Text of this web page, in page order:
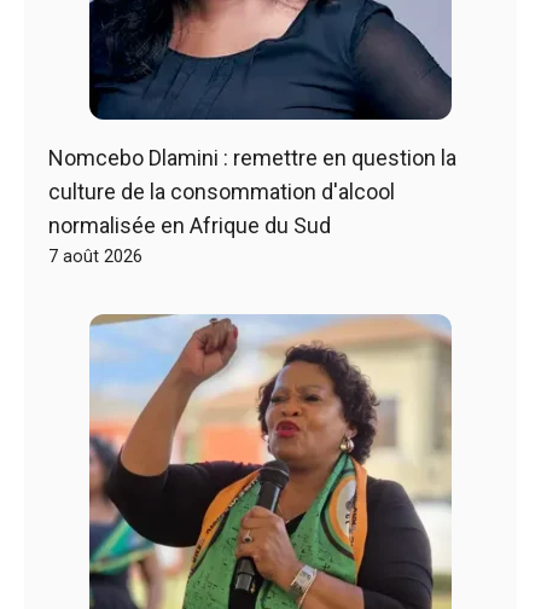
Nomcebo Dlamini : remettre en question la
culture de la consommation d'alcool
normalisée en Afrique du Sud
7 août 2026